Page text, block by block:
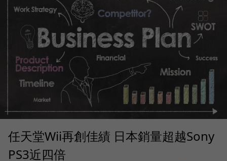
任天堂Wii再創佳績 日本銷量超越Sony
PS3近四倍